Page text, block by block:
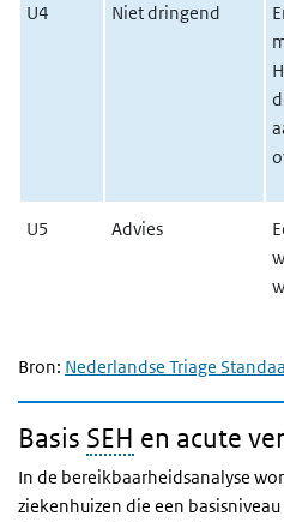
U4 Niet dringend
U5 Advies
Bron: Nederlandse Triage
Basis SEH en acute
In de bereikbaarheidsanalyse
ziekenhuizen die een basisniveau